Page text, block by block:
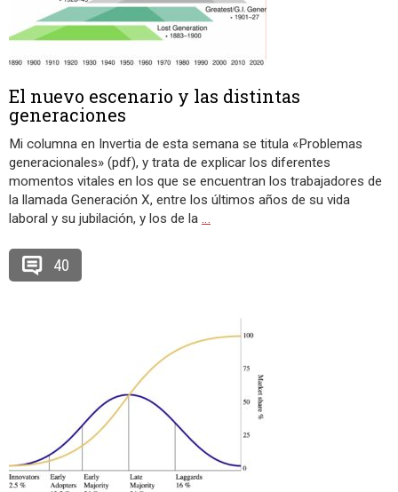
El nuevo escenario y las distintas
generaciones
Mi columna en Invertia de esta semana se titula «Problemas
generacionales» (pdf), y trata de explicar los diferentes
momentos vitales en los que se encuentran los trabajadores de
la llamada Generación X, entre los últimos años de su vida
laboral y su jubilación, y los de la …
40